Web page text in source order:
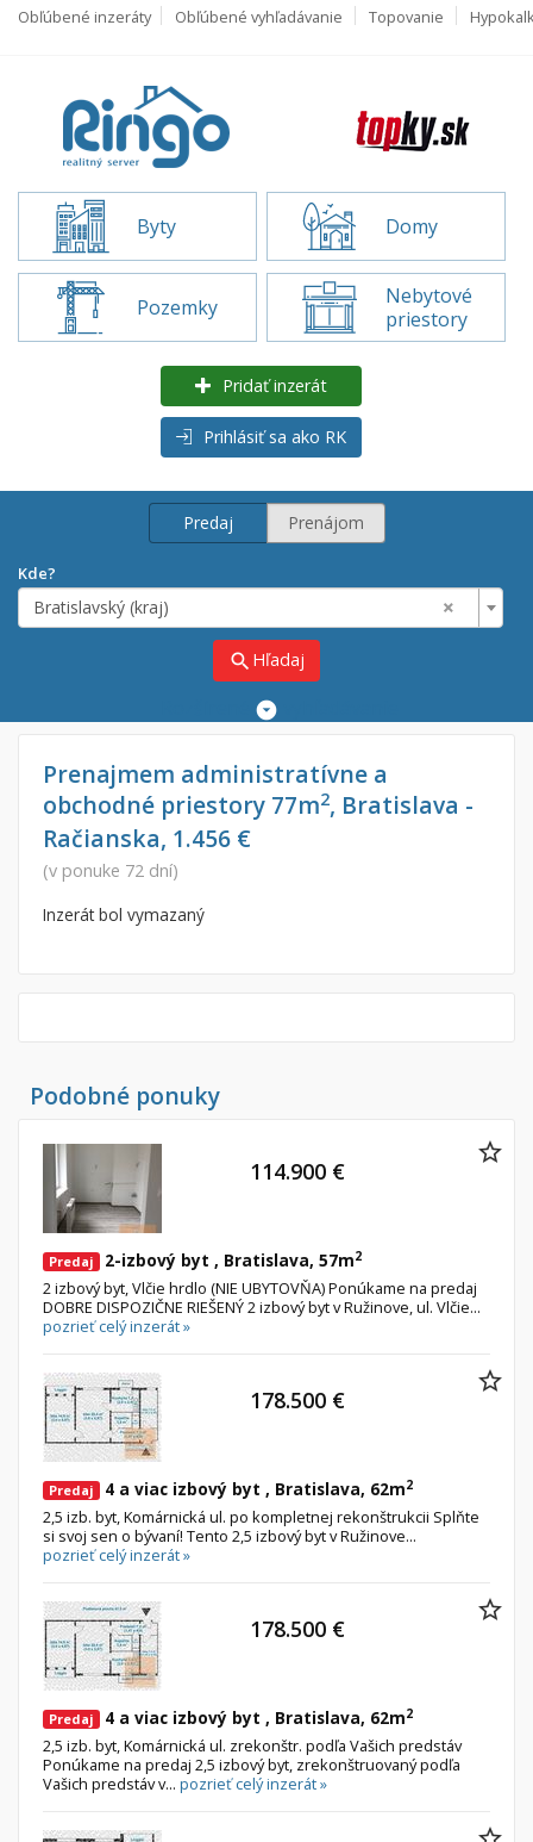
Obľúbené inzeráty Obľúbené vyhľadávanie Topovanie
Byty Domy
Pozemky
Nebytové
priestory
Pridať inzerát
Prihlásiť sa ako RK
Predaj Prenájom
Kde?
×
Bratislavský (kraj)
search Hľadaj
Predaj
Prenájom
Od:
Byt
Garsónky
Dvojgarsónky
1-izbové
2-izbové
3-izbové
4 a viac izbové byty
Stavebné pozemky
Bývanie a rekreácia
Priemyselný pozemok
Poľnohospodárske pozemky
Záhrada
Nebytové priestory
Skladové, výrobné
Rekreačné, reštauračné
Garáž, garážové státie
Filtre
Len s fotkou
Novostavba
Prenajmem administratívne a
obchodné priestory 77m2, Bratislava -
Račianska, 1.456 €
(v ponuke 72 dní)
Inzerát bol vymazaný
Podobné ponuky
Predaj 2-izbový byt , Bratislava, 57m2
2 izbový byt, Vlčie hrdlo (NIE UBYTOVŇA) Ponúkame na predaj
DOBRE DISPOZIČNE RIEŠENÝ 2 izbový byt v Ružinove, ul. Vlčie...
pozrieť celý inzerát »
114.900 €
Predaj 4 a viac izbový byt , Bratislava, 62m2
2,5 izb. byt, Komárnická ul. po kompletnej rekonštrukcii Splňte
si svoj sen o bývaní! Tento 2,5 izbový byt v Ružinove...
pozrieť celý inzerát »
178.500 €
Predaj 4 a viac izbový byt , Bratislava, 62m2
2,5 izb. byt, Komárnická ul. zrekonštr. podľa Vašich predstáv
Ponúkame na predaj 2,5 izbový byt, zrekonštruovaný podľa
Vašich predstáv v... pozrieť celý inzerát »
178.500 €